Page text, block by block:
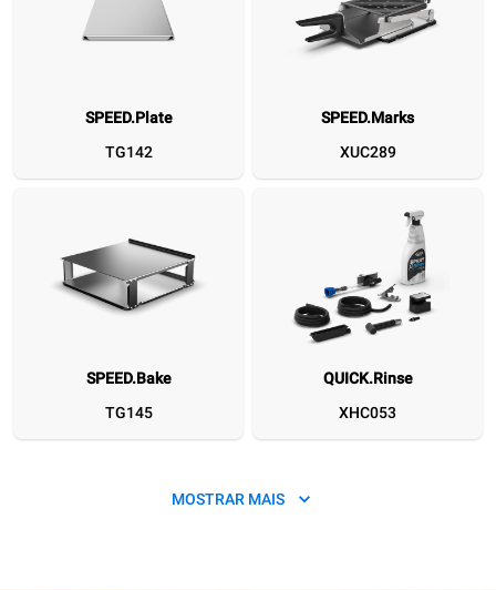
SPEED.Plate
TG142
SPEED.Marks
XUC289
SPEED.Bake
TG145
QUICK.Rinse
XHC053
MOSTRAR MAIS